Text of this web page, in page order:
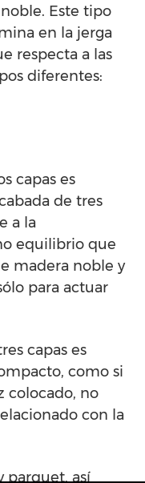
Este tipo
en la jerga
respecta a las
diferentes:
capas es
de tres
a la
equilibrio que
madera noble y
para actuar
capas es
como si
colocado, no
con la
parquet, así